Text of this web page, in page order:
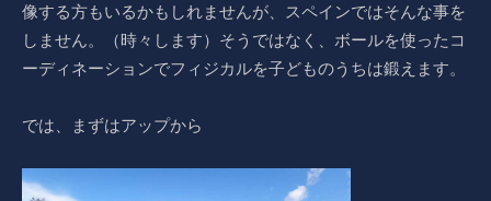
像する方もいるかもしれませんが、スペインではそんな事を
しません。（時々します）そうではなく、ボールを使ったコ
ーディネーションでフィジカルを子どものうちは鍛えます。
では、まずはアップから